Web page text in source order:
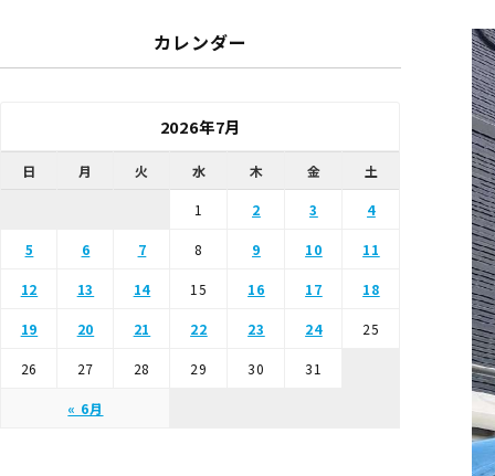
カレンダー
2026年7月
日 月 火 水 木 金 土
« 6月
1 2 3 4
5 6 7 8 9 10 11
12 13 14 15 16 17 18
19 20 21 22 23 24 25
26 27 28 29 30 31